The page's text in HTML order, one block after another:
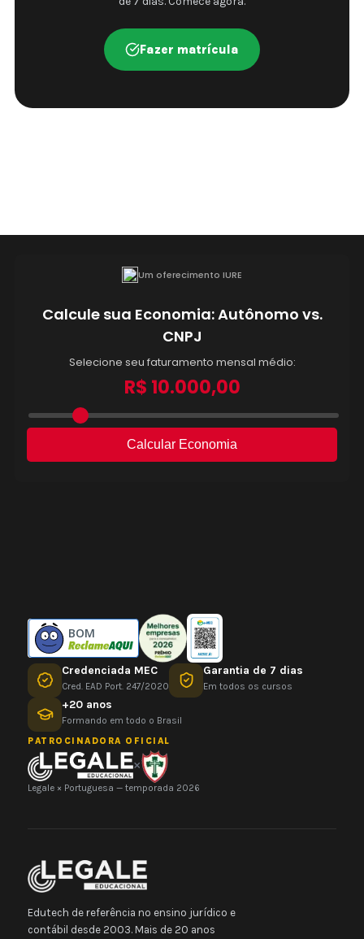
Fazer matrícula
BOM
Credenciada MEC
Cred. EAD Port. 247/2020
Garantia de 7 dias
Em todos os cursos
+20 anos
Formando em todo o Brasil
PATROCINADORA OFICIAL
×
Legale × Portuguesa — temporada 2026
Edutech de referência no ensino jurídico e
contábil desde 2003. Mais de 20 anos